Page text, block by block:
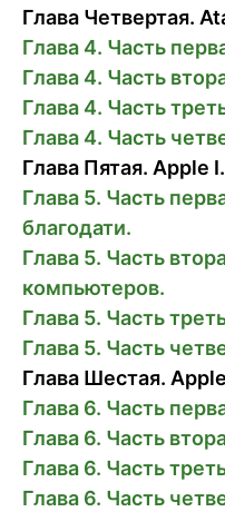
Глава Четвертая.
Глава 4. Часть
Глава 4. Часть
Глава 4. Часть
Глава 4. Часть
Глава Пятая. Apple I.
Глава 5. Часть
благодати.
Глава 5. Часть
компьютеров.
Глава 5. Часть
Глава 5. Часть
Глава Шестая.
Глава 6. Часть
Глава 6. Часть
Глава 6. Часть
Глава 6. Часть